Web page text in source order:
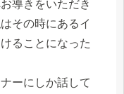
導きをいただき
その時にあるイ
ることになった
ーにしか話して